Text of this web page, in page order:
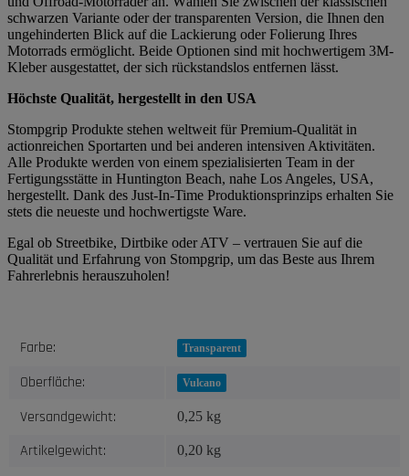
schwarzen Variante oder der transparenten Version, die Ihnen den
ungehinderten Blick auf die Lackierung oder Folierung Ihres
Motorrads ermöglicht. Beide Optionen sind mit hochwertigem 3M-
Kleber ausgestattet, der sich rückstandslos entfernen lässt.
Höchste Qualität, hergestellt in den USA
Stompgrip Produkte stehen weltweit für Premium-Qualität in
actionreichen Sportarten und bei anderen intensiven Aktivitäten.
Alle Produkte werden von einem spezialisierten Team in der
Fertigungsstätte in Huntington Beach, nahe Los Angeles, USA,
hergestellt. Dank des Just-In-Time Produktionsprinzips erhalten Sie
stets die neueste und hochwertigste Ware.
Egal ob Streetbike, Dirtbike oder ATV – vertrauen Sie auf die
Qualität und Erfahrung von Stompgrip, um das Beste aus Ihrem
Fahrerlebnis herauszuholen!
Produkteigenschaft
Wert
Farbe: Transparent
Oberfläche: Vulcano
Versandgewicht: 0,25 kg
Artikelgewicht: 0,20 kg